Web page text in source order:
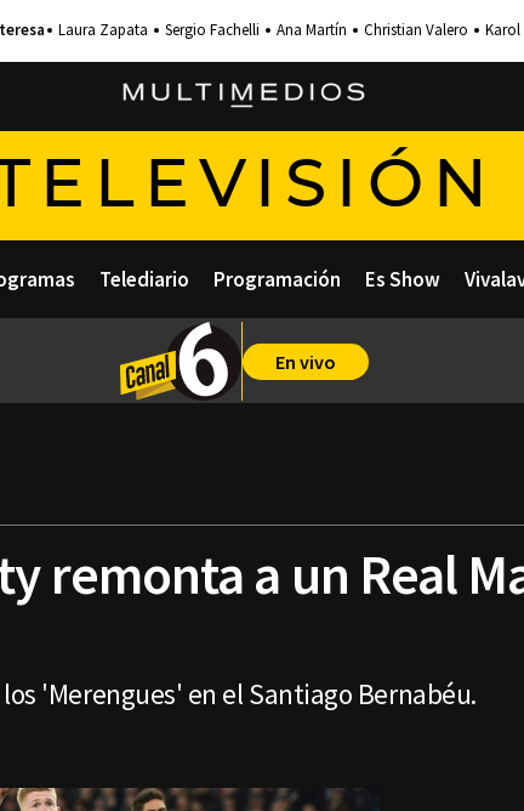
Laura Zapata Sergio Fachelli Ana Martín Christian Valero Karol
Telediario Programación Es Show
En vivo
remonta a un Real
'Merengues' en el Santiago Bernabéu.